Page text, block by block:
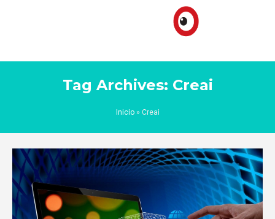
Tag Archives: Creai
Inicio» Creai